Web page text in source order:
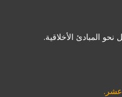
المبادئ الأخلاقية.
عشر.